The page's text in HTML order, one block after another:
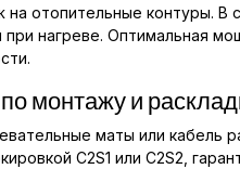
отопительные контуры. В
нагреве. Оптимальная
монтажу и
маты или
C2S1 или C2S2,